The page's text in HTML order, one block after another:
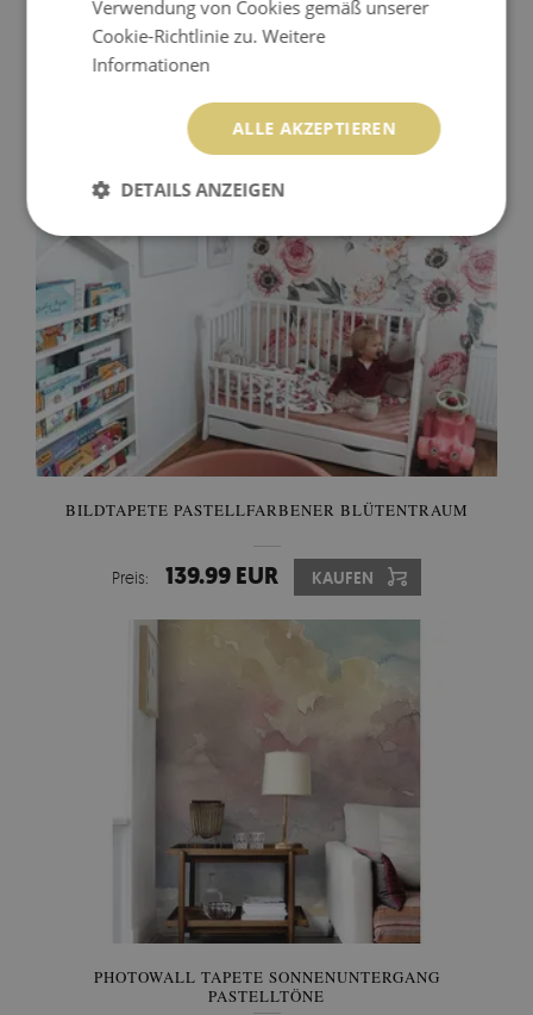
FOTOTAPETE DSCHUNGEL DER ANANAS
139.99 EUR
BILDTAPETE PASTELLFARBENER BLÜTENTRAUM
Preis: 139.99 EUR KAUFEN
PHOTOWALL TAPETE SONNENUNTERGANG
PASTELLTÖNE
Verwendung von Cookies gemäß unserer
Cookie-Richtlinie zu.Weitere
Informationen
ALLE AKZEPTIEREN
DETAILS ANZEIGEN